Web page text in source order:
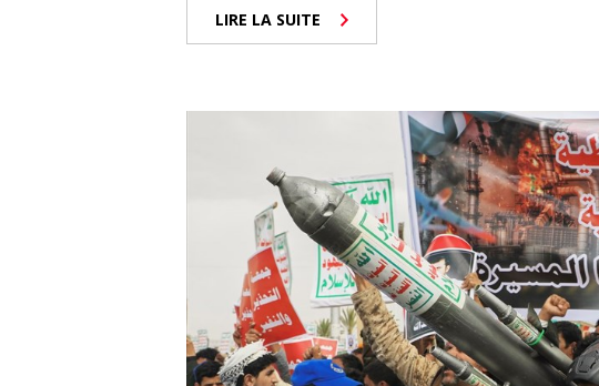
LIRE LA SUITE